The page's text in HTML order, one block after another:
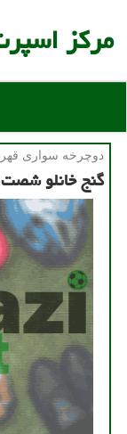
مركز
دوچرخه سواری
گنج خانلو